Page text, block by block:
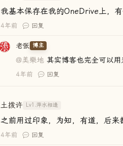
我基本保存在我的OneDrive上，
4年前 回复
老张 博主
@美樂地 其实博客也完全可以用
4年前 回复
土拨许 Lv1.萍水相逢
之前用过印象，为知，有道，后
4年前 回复